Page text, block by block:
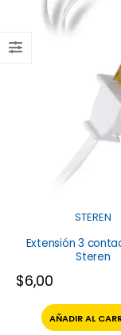
STEREN
Extensión 3
Steren
$6,00
AÑADIR AL